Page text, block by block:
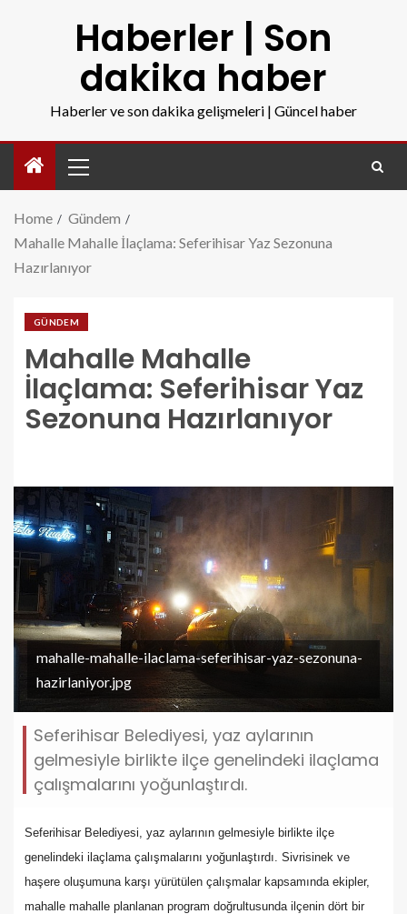
Haberler | Son
dakika haber
Haberler ve son dakika gelişmeleri | Güncel haber
Home
Gündem
Mahalle Mahalle İlaçlama: Seferihisar Yaz Sezonuna
Hazırlanıyor
GÜNDEM
Mahalle Mahalle
İlaçlama: Seferihisar Yaz
Sezonuna Hazırlanıyor
mahalle-mahalle-ilaclama-seferihisar-yaz-sezonuna-
hazirlaniyor.jpg
Seferihisar Belediyesi, yaz aylarının
gelmesiyle birlikte ilçe genelindeki ilaçlama
çalışmalarını yoğunlaştırdı.
Seferihisar Belediyesi, yaz aylarının gelmesiyle birlikte ilçe
genelindeki ilaçlama çalışmalarını yoğunlaştırdı. Sivrisinek ve
haşere oluşumuna karşı yürütülen çalışmalar kapsamında ekipler,
mahalle mahalle planlanan program doğrultusunda ilçenin dört bir